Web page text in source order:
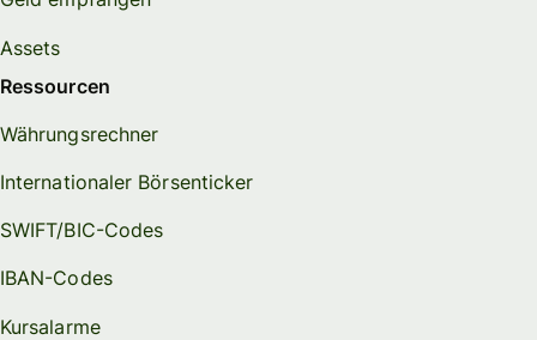
Assets
Ressourcen
Währungsrechner
Internationaler Börsenticker
SWIFT/BIC-Codes
IBAN-Codes
Kursalarme